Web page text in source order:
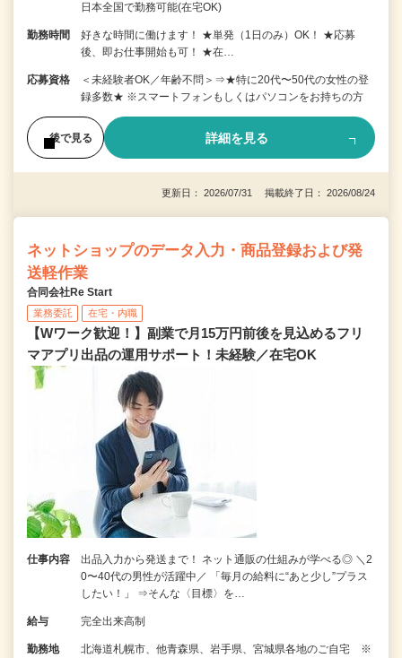
日本全国で勤務可能(在宅OK)
勤務時間
好きな時間に働けます！ ★単発（1日のみ）OK！ ★応募
後、即お仕事開始も可！ ★在…
応募資格
＜未経験者OK／年齢不問＞⇒★特に20代〜50代の女性の登
録多数★ ※スマートフォンもしくはパソコンをお持ちの方
後で見る 詳細を見る
更新日： 2026/07/31 掲載終了日： 2026/08/24
ネットショップのデータ入力・商品登録および発
送軽作業
合同会社Re Start
業務委託 在宅・内職
【Wワーク歓迎！】副業で月15万円前後を見込めるフリ
マアプリ出品の運用サポート！未経験／在宅OK
仕事内容
出品入力から発送まで！ ネット通販の仕組みが学べる◎ ＼2
0〜40代の男性が活躍中／ 「毎月の給料に“あと少し”プラス
したい！」 ⇒そんな〈目標〉を…
給与 完全出来高制
勤務地
北海道札幌市、他青森県、岩手県、宮城県各地のご自宅 ※